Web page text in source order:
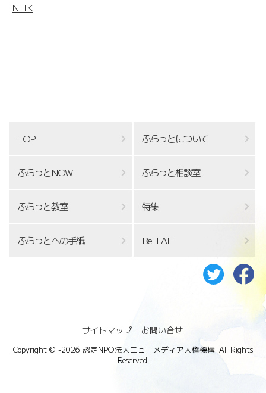
NHK
TOP ふらっとについて
ふらっとNOW ふらっと相談室
ふらっと教室 特集
ふらっとへの手紙 BeFLAT
サイトマップ お問い合せ
Copyright © -2026 認定NPO法人ニューメディア人権機構. All Rights
Reserved.